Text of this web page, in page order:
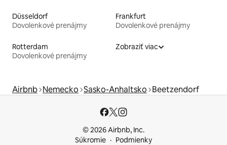
Düsseldorf
Dovolenkové prenájmy
Frankfurt
Dovolenkové prenájmy
Rotterdam
Dovolenkové prenájmy
Zobraziť viac
Airbnb Nemecko Sasko-Anhaltsko Beetzendorf
© 2026 Airbnb, Inc.
Súkromie
Podmienky